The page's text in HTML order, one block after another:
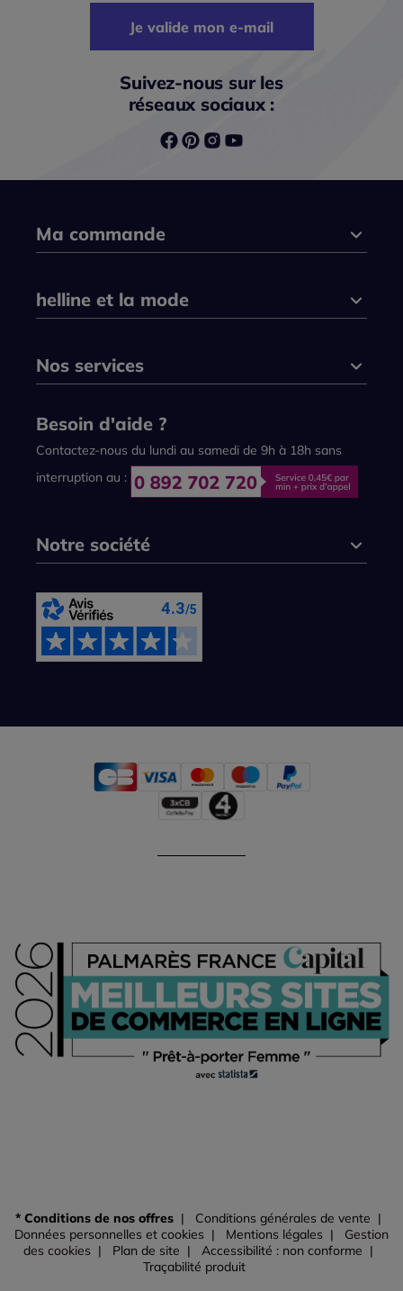
Je valide mon e-mail
Suivez-nous sur les
réseaux sociaux :
Ma commande
helline et la mode
Nos services
Besoin d'aide ?
Contactez-nous du lundi au samedi de 9h à 18h sans
interruption au :
Notre société
* Conditions de nos offres
Conditions générales de vente
Données personnelles et cookies
Mentions légales
Gestion
des cookies
Plan de site
Accessibilité : non conforme
Traçabilité produit